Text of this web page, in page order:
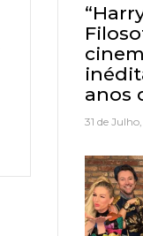
anos
31 de